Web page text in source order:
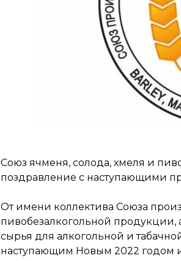
Союз ячменя, солода, хмеля и
поздравление с наступающими
От имени коллектива Союза
пивобезалкогольной продукции,
сырья для алкогольной и
наступающим Новым 2022 годом